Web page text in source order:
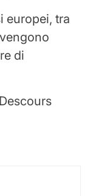
europei, tra
di